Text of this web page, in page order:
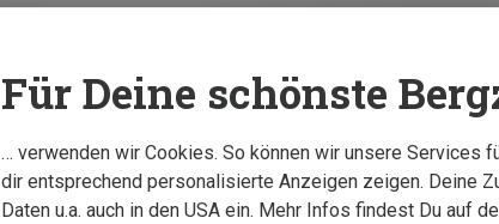
Für Deine schönste
… verwenden wir Cookies. So können wir unsere Services
dir entsprechend personalisierte Anzeigen zeigen. Deine
Daten u.a. auch in den USA ein. Mehr Infos findest Du auf